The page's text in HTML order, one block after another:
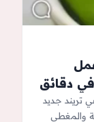
في دقائق
تريند جديد
والمغطى